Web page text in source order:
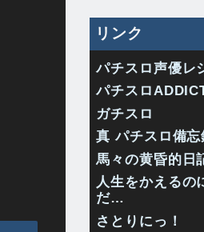
リンク
パチスロ声優レ
パチスロ
ガチスロ
真 パチスロ備忘
馬々の黄昏的日
人生をかえるの
だ…
さとりにっ！